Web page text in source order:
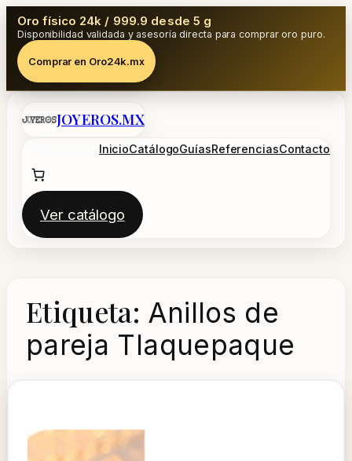
Oro físico 24k / 999.9 desde 5 g
Disponibilidad validada y asesoría directa para comprar oro puro.
Comprar en Oro24k.mx
Saltar
JOYEROS.MX
InicioCatálogoGuíasReferenciasContacto
Ver catálogo
Etiqueta: Anillos de
pareja Tlaquepaque